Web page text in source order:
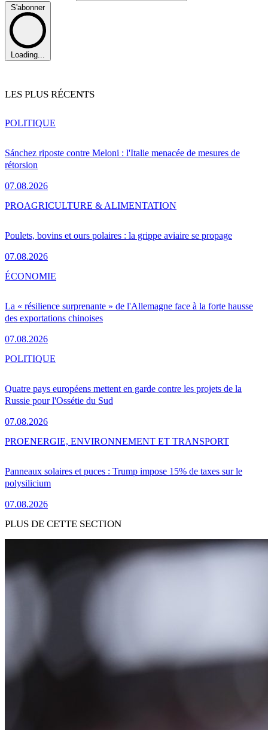
S'abonner
Loading...
LES PLUS RÉCENTS
Sánchez riposte contre Meloni : l'Italie menacée de mesures de
rétorsion
07.08.2026
POLITIQUE
Poulets, bovins et ours polaires : la grippe aviaire se propage
07.08.2026
PROAGRICULTURE & ALIMENTATION
La « résilience surprenante » de l'Allemagne face à la forte hausse
des exportations chinoises
07.08.2026
ÉCONOMIE
Quatre pays européens mettent en garde contre les projets de la
Russie pour l'Ossétie du Sud
07.08.2026
POLITIQUE
Panneaux solaires et puces : Trump impose 15% de taxes sur le
polysilicium
07.08.2026
PROENERGIE, ENVIRONNEMENT ET TRANSPORT
PLUS DE CETTE SECTION